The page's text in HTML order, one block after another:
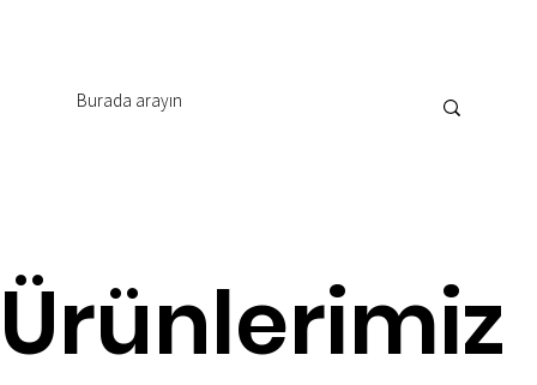
Ürünlerimiz